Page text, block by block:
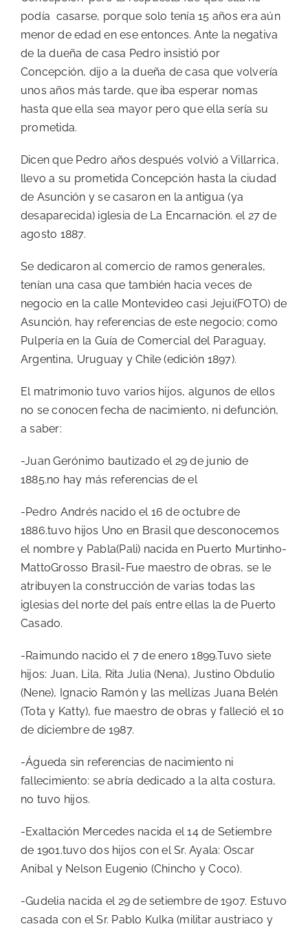
podía casarse, porque solo tenía 15 años era aún
menor de edad en ese entonces. Ante la negativa
de la dueña de casa Pedro insistió por
Concepción, dijo a la dueña de casa que volvería
unos años más tarde, que iba esperar nomas
hasta que ella sea mayor pero que ella sería su
prometida.
Dicen que Pedro años después volvió a Villarrica,
llevo a su prometida Concepción hasta la ciudad
de Asunción y se casaron en la antigua (ya
desaparecida) iglesia de La Encarnación. el 27 de
agosto 1887.
Se dedicaron al comercio de ramos generales,
tenían una casa que también hacia veces de
negocio en la calle Montevideo casi Jejui(FOTO) de
Asunción, hay referencias de este negocio; como
Pulpería en la Guía de Comercial del Paraguay,
Argentina, Uruguay y Chile (edición 1897).
El matrimonio tuvo varios hijos, algunos de ellos
no se conocen fecha de nacimiento, ni defunción,
a saber:
-Juan Gerónimo bautizado el 29 de junio de
1885.no hay más referencias de el
-Pedro Andrés nacido el 16 de octubre de
1886.tuvo hijos Uno en Brasil que desconocemos
el nombre y Pabla(Pali) nacida en Puerto Murtinho-
MattoGrosso Brasil-Fue maestro de obras, se le
atribuyen la construcción de varias todas las
iglesias del norte del país entre ellas la de Puerto
Casado.
-Raimundo nacido el 7 de enero 1899.Tuvo siete
hijos: Juan, Lila, Rita Julia (Nena), Justino Obdulio
(Nene), Ignacio Ramón y las mellizas Juana Belén
(Tota y Katty), fue maestro de obras y falleció el 10
de diciembre de 1987.
-Águeda sin referencias de nacimiento ni
fallecimiento: se abría dedicado a la alta costura,
no tuvo hijos.
-Exaltación Mercedes nacida el 14 de Setiembre
de 1901.tuvo dos hijos con el Sr. Ayala: Oscar
Anibal y Nelson Eugenio (Chincho y Coco).
-Gudelia nacida el 29 de setiembre de 1907. Estuvo
casada con el Sr. Pablo Kulka (militar austriaco y